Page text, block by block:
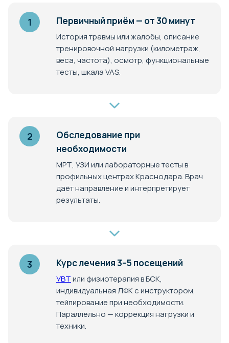
1 Первичный приём — от 30 минут
История травмы или жалобы, описание
тренировочной нагрузки (километраж,
веса, частота), осмотр, функциональные
тесты, шкала VAS.
2
Обследование при
необходимости
МРТ, УЗИ или лабораторные тесты в
профильных центрах Краснодара. Врач
даёт направление и интерпретирует
результаты.
3 Курс лечения 3–5 посещений
УВТили физиотерапия в БСК,
индивидуальная ЛФК с инструктором,
тейпирование при необходимости.
Параллельно — коррекция нагрузки и
техники.